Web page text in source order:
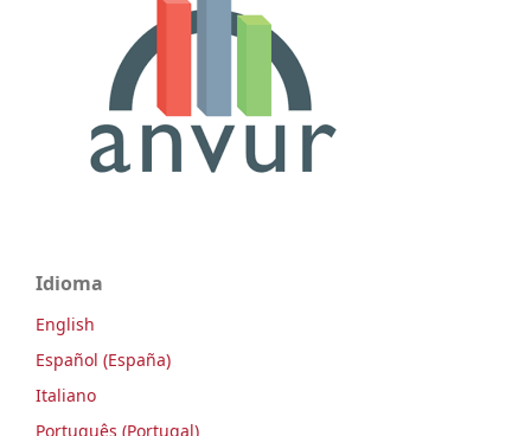
Idioma
English
Español (España)
Italiano
Português (Portugal)